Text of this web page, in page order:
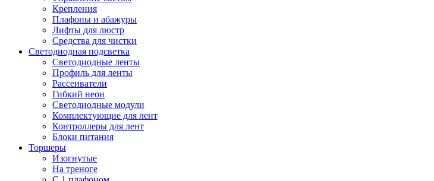
Крепления
Плафоны и абажуры
Лифты для люстр
Средства для чистки
Светодиодная подсветка
Светодиодные ленты
Профиль для ленты
Рассеиватели
Гибкий неон
Светодиодные модули
Комплектующие для лент
Контроллеры для лент
Блоки питания
Торшеры
Изогнутые
На треноге